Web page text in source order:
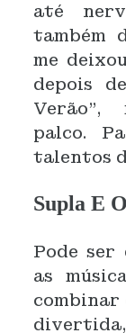
até
também
me
depois
Verão",
palco.
talentos
Supla E
Pode ser
as
combinar
divertida,